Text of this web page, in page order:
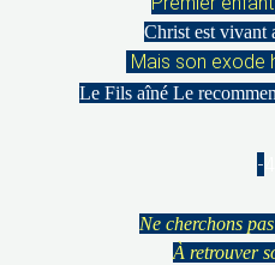
Christ est vivant
Mais son exode
Le Fils aîné Le
-
Ne cherchons
À retrouver